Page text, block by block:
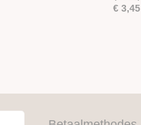
€ 3,45